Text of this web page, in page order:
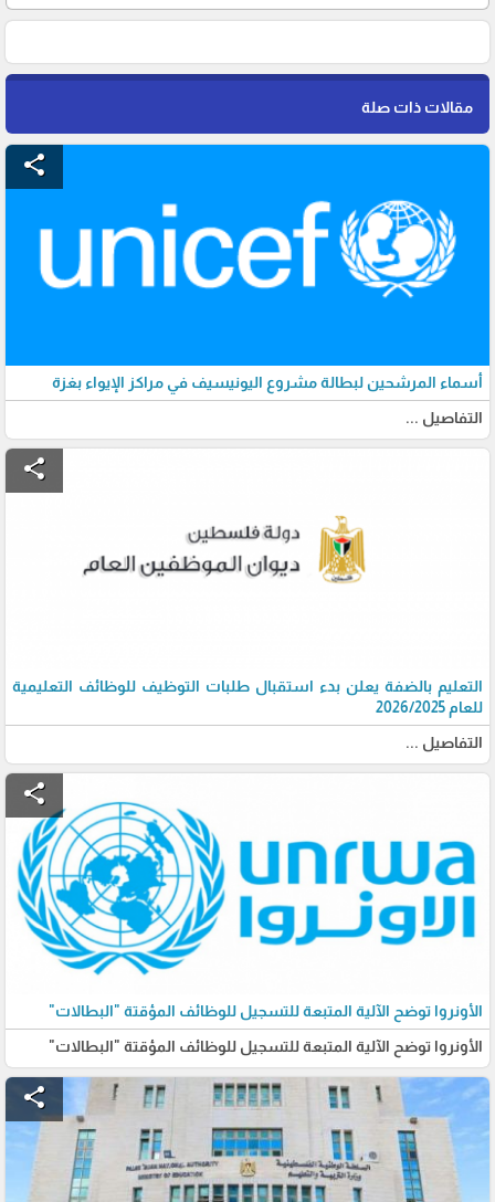
مقالات ذات صلة
share
أسماء المرشحين لبطالة مشروع اليونيسيف في مراكز الإيواء بغزة
التفاصيل ...
share
التعليم بالضفة يعلن بدء استقبال طلبات التوظيف للوظائف التعليمية
للعام 2026/2025
التفاصيل ...
share
الأونروا توضح الآلية المتبعة للتسجيل للوظائف المؤقتة "البطالات"
الأونروا توضح الآلية المتبعة للتسجيل للوظائف المؤقتة "البطالات"
share